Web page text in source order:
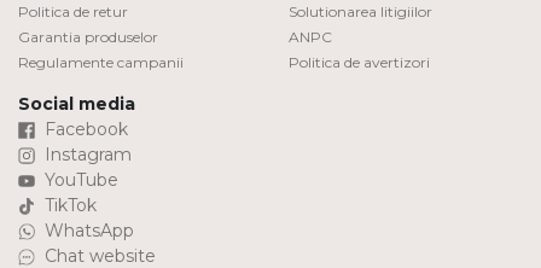
Politica de retur
Garantia produselor
Regulamente campanii
Solutionarea litigiilor
ANPC
Politica de avertizori
Social media
Facebook
Instagram
YouTube
TikTok
WhatsApp
Chat website